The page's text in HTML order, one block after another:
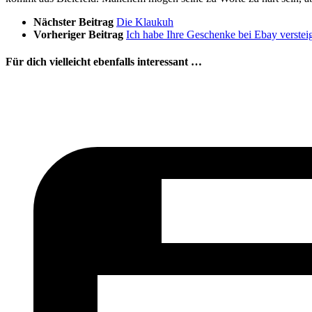
Nächster Beitrag Die Klaukuh
Vorheriger Beitrag Ich habe Ihre Geschenke bei Ebay
Für dich vielleicht ebenfalls interessant …